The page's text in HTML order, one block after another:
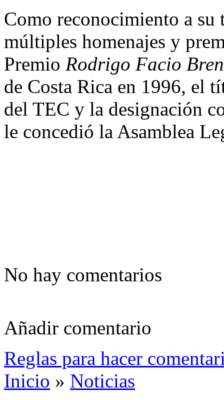
Como reconocimiento a
múltiples homenajes y
Premio Rodrigo Facio
de Costa Rica en 1996, el
del TEC y la designación
le concedió la Asamblea
No hay comentarios
Añadir comentario
Reglas para hacer
Inicio » Noticias